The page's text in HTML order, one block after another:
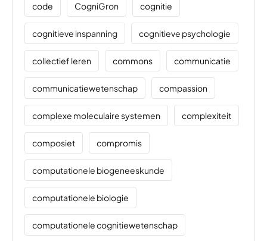
code CogniGron cognitie
cognitieve inspanning cognitieve psychologie
collectief leren commons communicatie
communicatiewetenschap compassion
complexe moleculaire systemen complexiteit
composiet compromis
computationele biogeneeskunde
computationele biologie
computationele cognitiewetenschap